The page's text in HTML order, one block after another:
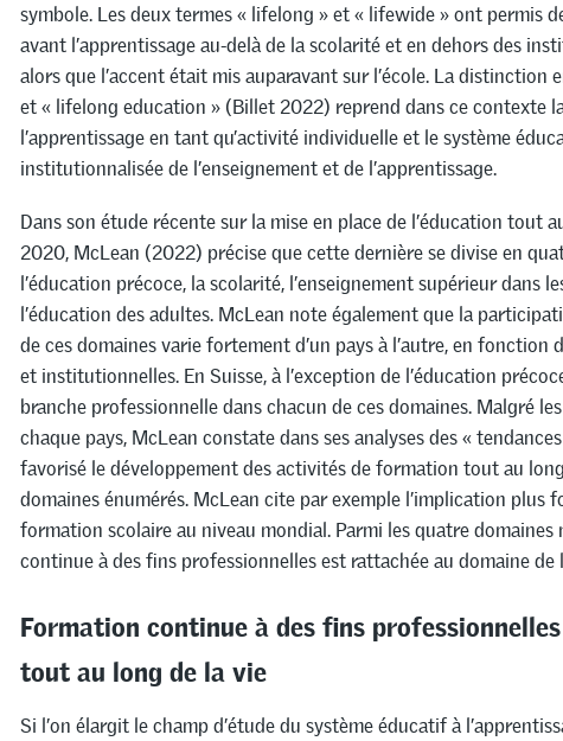
symbole. Les deux termes « lifelong » et « lifewide » ont permis
avant l’apprentissage au-delà de la scolarité et en dehors des
alors que l’accent était mis auparavant sur l’école. La distinction
et « lifelong education » (Billet 2022) reprend dans ce contexte
l’apprentissage en tant qu’activité individuelle et le système
institutionnalisée de l’enseignement et de l’apprentissage.
Dans son étude récente sur la mise en place de l’éducation tout
2020, McLean (2022) précise que cette dernière se divise en
l’éducation précoce, la scolarité, l’enseignement supérieur dans
l’éducation des adultes. McLean note également que la
de ces domaines varie fortement d’un pays à l’autre, en
et institutionnelles. En Suisse, à l’exception de l’éducation
branche professionnelle dans chacun de ces domaines. Malgré
chaque pays, McLean constate dans ses analyses des «
favorisé le développement des activités de formation tout au
domaines énumérés. McLean cite par exemple l’implication plus
formation scolaire au niveau mondial. Parmi les quatre
continue à des fins professionnelles est rattachée au domaine de
Formation continue à des fins
tout au long de la vie
Si l’on élargit le champ d’étude du système éducatif à